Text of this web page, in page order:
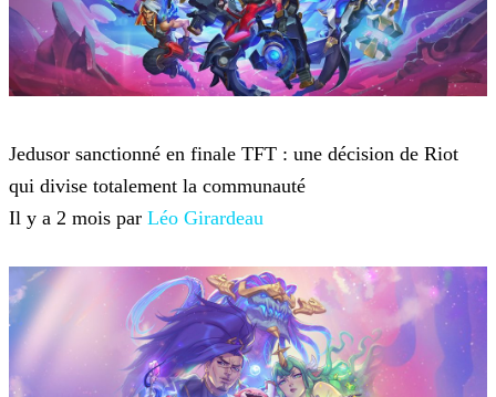
Jedusor sanctionné en finale TFT : une décision de Riot
qui divise totalement la communauté
Il y a 2 mois par Léo Girardeau